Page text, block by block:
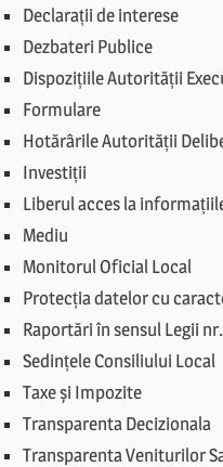
Declarații de interese
Dezbateri Publice
Dispozițiile Autorității
Formulare
Hotărârile Autorității
Investiții
Liberul acces la
Mediu
Monitorul Oficial Local
Protecția datelor cu
Raportări în sensul Legii
Sedințele Consiliului Local
Taxe și Impozite
Transparenta Decizionala
Transparenta Veniturilor